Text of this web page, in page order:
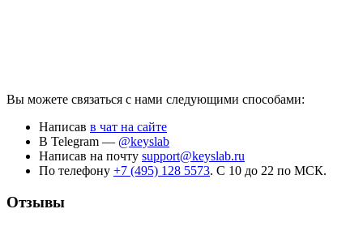
Вы можете связаться с нами следующими способами:
Написав в чат на сайте
В Telegram — @keyslab
Написав на почту support@keyslab.ru
По телефону +7 (495) 128 5573. С 10 до 22 по МСК.
Отзывы